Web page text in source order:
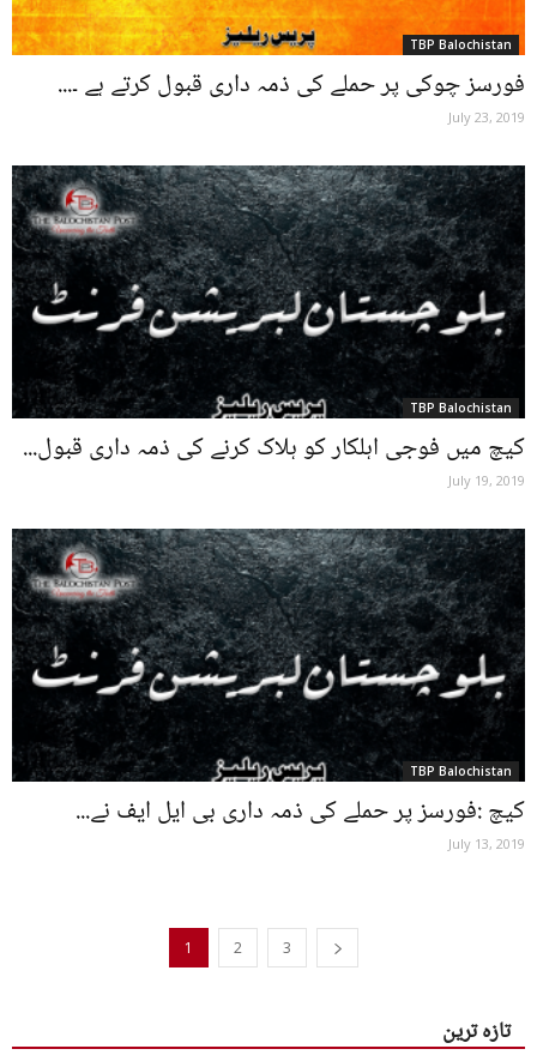
TBP Balochistan
فورسز چوکی پر حملے کی ذمہ داری قبول کرتے ہے ۔...
July 23, 2019
TBP Balochistan
کیچ میں فوجی اہلکار کو ہلاک کرنے کی ذمہ داری قبول...
July 19, 2019
TBP Balochistan
کیچ :فورسز پر حملے کی ذمہ داری بی ایل ایف نے...
July 13, 2019
1 2 3
تازہ ترین